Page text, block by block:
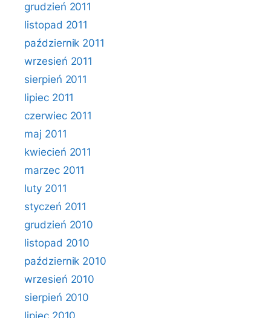
grudzień 2011
listopad 2011
październik 2011
wrzesień 2011
sierpień 2011
lipiec 2011
czerwiec 2011
maj 2011
kwiecień 2011
marzec 2011
luty 2011
styczeń 2011
grudzień 2010
listopad 2010
październik 2010
wrzesień 2010
sierpień 2010
lipiec 2010